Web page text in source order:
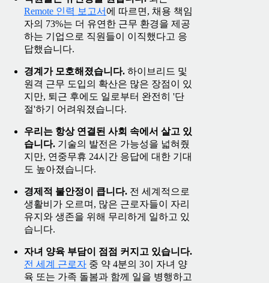
Remote 인력 보고서 에 따르면, 채용 책임
자의 73%는 더 유연한 근무 환경을 제공
하는 기업으로 직원들이 이직했다고 응
답했습니다.
경계가 모호해졌습니다. 하이브리드 및
원격 근무 도입의 확산은 많은 장점이 있
지만, 퇴근 후에도 일로부터 완전히 '단
절'하기 어려워졌습니다.
우리는 항상 연결된 사회 속에서 살고 있
습니다. 기술의 발전은 가능성을 넓혀줬
지만, 연중무휴 24시간 응답에 대한 기대
도 높아졌습니다.
경제적 불안정이 큽니다. 전 세계적으로
생활비가 오르며, 많은 근로자들이 자리
유지와 생존을 위해 무리하게 일하고 있
습니다.
자녀 양육 부담이 점점 커지고 있습니다.
전 세계 근로자 중 약 4분의 3이 자녀 양
육 또는 가족 돌봄과 함께 일을 병행하고